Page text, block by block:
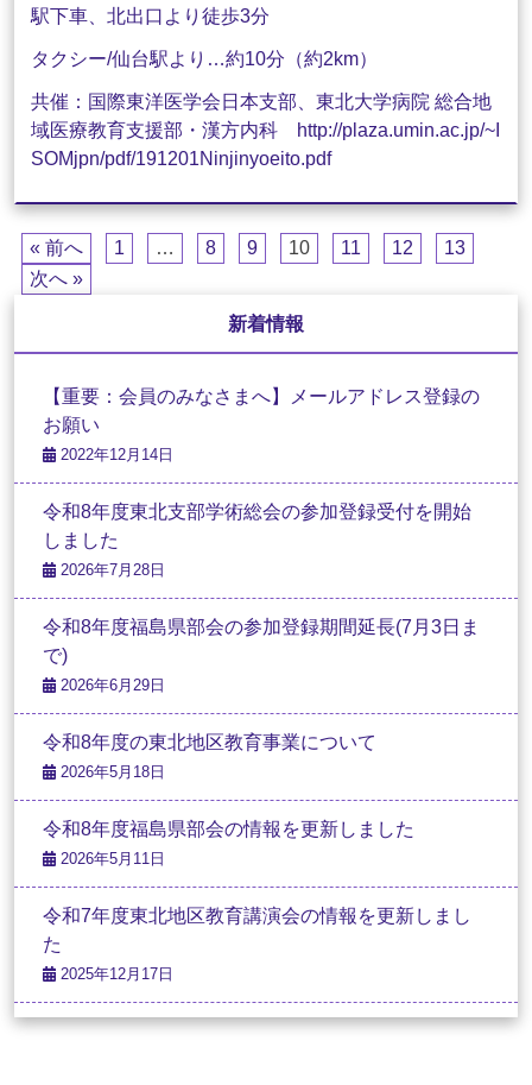
駅下車、北出口より徒歩3分
タクシー/仙台駅より…約10分（約2km）
共催：国際東洋医学会日本支部、東北大学病院 総合地
域医療教育支援部・漢方内科 http://plaza.umin.ac.jp/~I
SOMjpn/pdf/191201Ninjinyoeito.pdf
« 前へ 1 … 8 9 10 11 12
13
次へ »
新着情報
【重要：会員のみなさまへ】メールアドレス登録の
お願い
2022年12月14日
令和8年度東北支部学術総会の参加登録受付を開始
しました
2026年7月28日
令和8年度福島県部会の参加登録期間延長(7月3日ま
で)
2026年6月29日
令和8年度の東北地区教育事業について
2026年5月18日
令和8年度福島県部会の情報を更新しました
2026年5月11日
令和7年度東北地区教育講演会の情報を更新しまし
た
2025年12月17日